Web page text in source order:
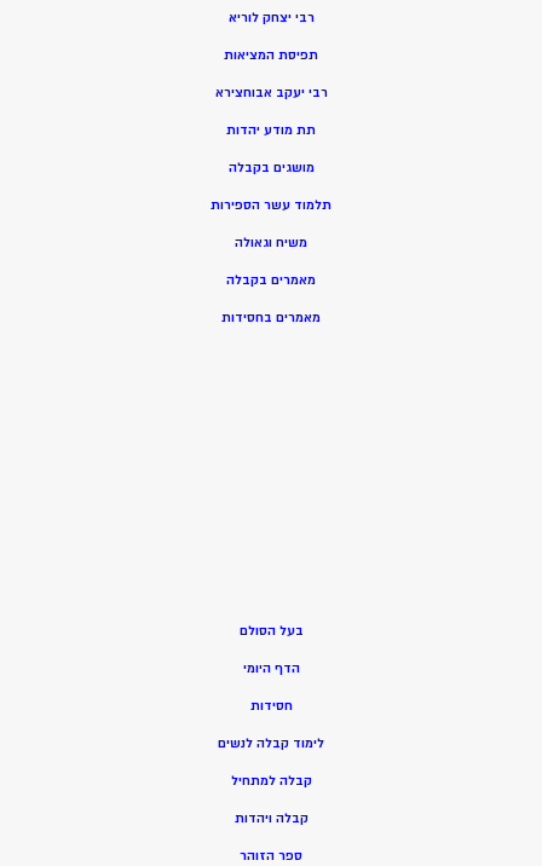
רבי יצחק לוריא
תפיסת המציאות
רבי יעקב אבוחצירא
תת מודע יהדות
מושגים בקבלה
תלמוד עשר הספירות
משיח וגאולה
מאמרים בקבלה
מאמרים בחסידות
בעל הסולם
הדף היומי
חסידות
לימוד קבלה לנשים
קבלה למתחיל
קבלה ויהדות
ספר הזוהר